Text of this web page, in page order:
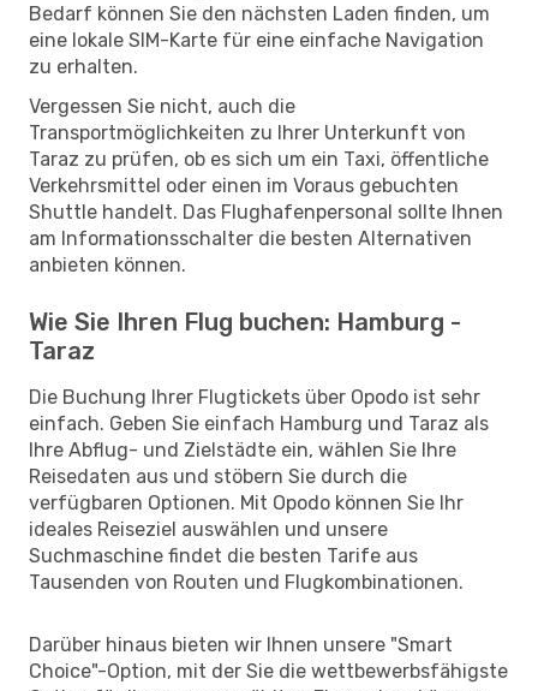
Bedarf können Sie den nächsten Laden finden, um
eine lokale SIM-Karte für eine einfache Navigation
zu erhalten.
Vergessen Sie nicht, auch die
Transportmöglichkeiten zu Ihrer Unterkunft von
Taraz zu prüfen, ob es sich um ein Taxi, öffentliche
Verkehrsmittel oder einen im Voraus gebuchten
Shuttle handelt. Das Flughafenpersonal sollte Ihnen
am Informationsschalter die besten Alternativen
anbieten können.
Wie Sie Ihren Flug buchen: Hamburg -
Taraz
Die Buchung Ihrer Flugtickets über Opodo ist sehr
einfach. Geben Sie einfach Hamburg und Taraz als
Ihre Abflug- und Zielstädte ein, wählen Sie Ihre
Reisedaten aus und stöbern Sie durch die
verfügbaren Optionen. Mit Opodo können Sie Ihr
ideales Reiseziel auswählen und unsere
Suchmaschine findet die besten Tarife aus
Tausenden von Routen und Flugkombinationen.
Darüber hinaus bieten wir Ihnen unsere "Smart
Choice"-Option, mit der Sie die wettbewerbsfähigste